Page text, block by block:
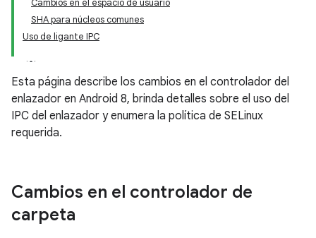
Cambios en el espacio de usuario
SHA para núcleos comunes
Uso de ligante IPC
Esta página describe los cambios en el controlador del
enlazador en Android 8, brinda detalles sobre el uso del
IPC del enlazador y enumera la política de SELinux
requerida.
Cambios en el controlador de
carpeta